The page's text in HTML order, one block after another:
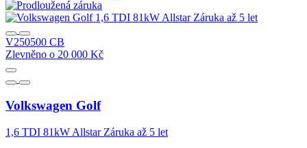
V250500 CB
Zlevněno o 20 000 Kč
Volkswagen Golf
1,6 TDI 81kW Allstar Záruka až 5 let